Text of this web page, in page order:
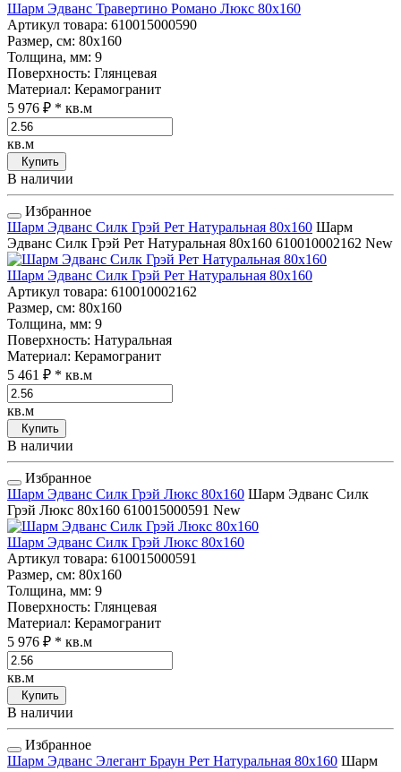
Шарм Эдванс Травертино Романо Люкс 80x160
Артикул товара: 610015000590
Размер, см: 80x160
Толщина, мм: 9
Поверхность: Глянцевая
Материал: Керамогранит
5 976 ₽ * кв.м
кв.м
Купить
В наличии
Избранное
Шарм Эдванс Силк Грэй Рет Натуральная 80x160 Шарм
Эдванс Силк Грэй Рет Натуральная 80x160 610010002162 New
Шарм Эдванс Силк Грэй Рет Натуральная 80x160
Артикул товара: 610010002162
Размер, см: 80x160
Толщина, мм: 9
Поверхность: Натуральная
Материал: Керамогранит
5 461 ₽ * кв.м
кв.м
Купить
В наличии
Избранное
Шарм Эдванс Силк Грэй Люкс 80x160 Шарм Эдванс Силк
Грэй Люкс 80x160 610015000591 New
Шарм Эдванс Силк Грэй Люкс 80x160
Артикул товара: 610015000591
Размер, см: 80x160
Толщина, мм: 9
Поверхность: Глянцевая
Материал: Керамогранит
5 976 ₽ * кв.м
кв.м
Купить
В наличии
Избранное
Шарм Эдванс Элегант Браун Рет Натуральная 80x160 Шарм